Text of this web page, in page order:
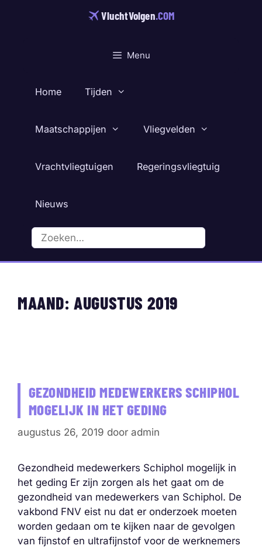
VluchtVolgen.COM
Menu
Home Tijden
Maatschappijen Vliegvelden
Vrachtvliegtuigen Regeringsvliegtuig
Nieuws
MAAND: AUGUSTUS 2019
GEZONDHEID MEDEWERKERS SCHIPHOL
MOGELIJK IN HET GEDING
augustus 26, 2019 door admin
Gezondheid medewerkers Schiphol mogelijk in
het geding Er zijn zorgen als het gaat om de
gezondheid van medewerkers van Schiphol. De
vakbond FNV eist nu dat er onderzoek moeten
worden gedaan om te kijken naar de gevolgen
van fijnstof en ultrafijnstof voor de werknemers